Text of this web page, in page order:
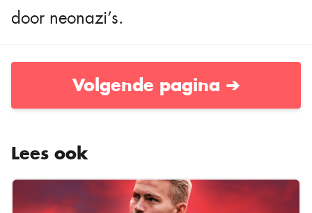
door neonazi’s.
Volgende pagina ➔
Lees ook